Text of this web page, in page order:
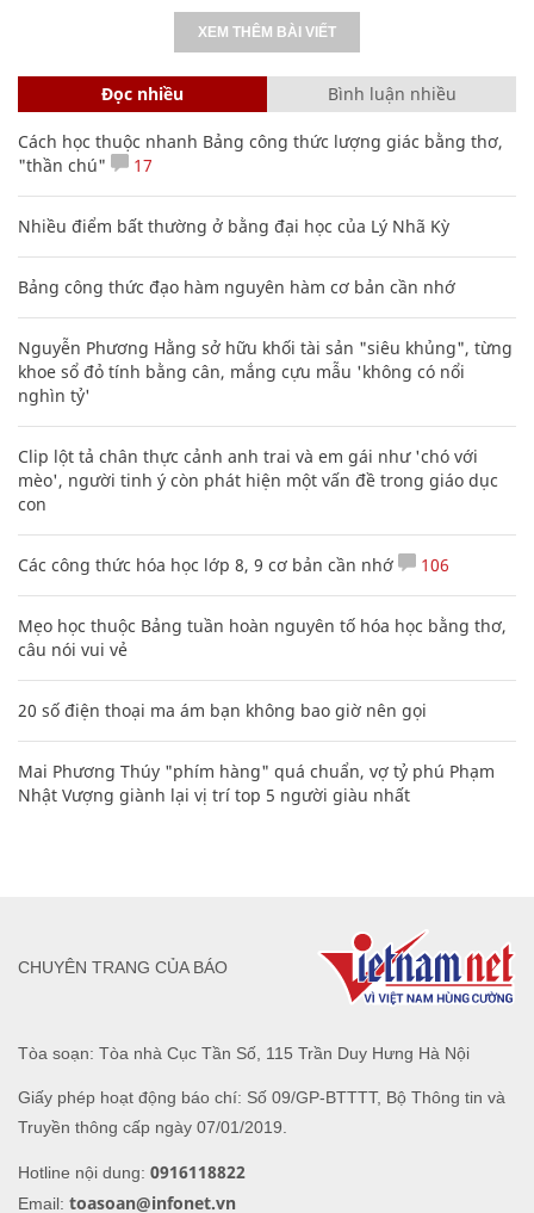
XEM THÊM BÀI VIẾT
Đọc nhiều Bình luận nhiều
Cách học thuộc nhanh Bảng công thức lượng giác bằng thơ,
"thần chú"
17
Nhiều điểm bất thường ở bằng đại học của Lý Nhã Kỳ
Bảng công thức đạo hàm nguyên hàm cơ bản cần nhớ
Nguyễn Phương Hằng sở hữu khối tài sản "siêu khủng", từng
khoe sổ đỏ tính bằng cân, mắng cựu mẫu 'không có nổi
nghìn tỷ'
Clip lột tả chân thực cảnh anh trai và em gái như 'chó với
mèo', người tinh ý còn phát hiện một vấn đề trong giáo dục
con
Các công thức hóa học lớp 8, 9 cơ bản cần nhớ 106
Mẹo học thuộc Bảng tuần hoàn nguyên tố hóa học bằng thơ,
câu nói vui vẻ
20 số điện thoại ma ám bạn không bao giờ nên gọi
Mai Phương Thúy "phím hàng" quá chuẩn, vợ tỷ phú Phạm
Nhật Vượng giành lại vị trí top 5 người giàu nhất
Tòa soạn: Tòa nhà Cục Tần Số, 115 Trần Duy Hưng Hà Nội
Giấy phép hoạt động báo chí: Số 09/GP-BTTTT, Bộ Thông tin và
Truyền thông cấp ngày 07/01/2019.
Hotline nội dung: 0916118822
Email: toasoan@infonet.vn
CHUYÊN TRANG CỦA BÁO